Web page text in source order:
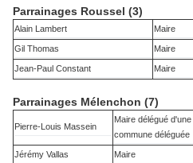
Parrainages Roussel (3)
Alain Lambert Maire
Gil Thomas Maire
Jean-Paul Constant Maire
Parrainages Mélenchon (7)
Pierre-Louis Massein
Maire délégué d'une
commune déléguée
Jérémy Vallas Maire